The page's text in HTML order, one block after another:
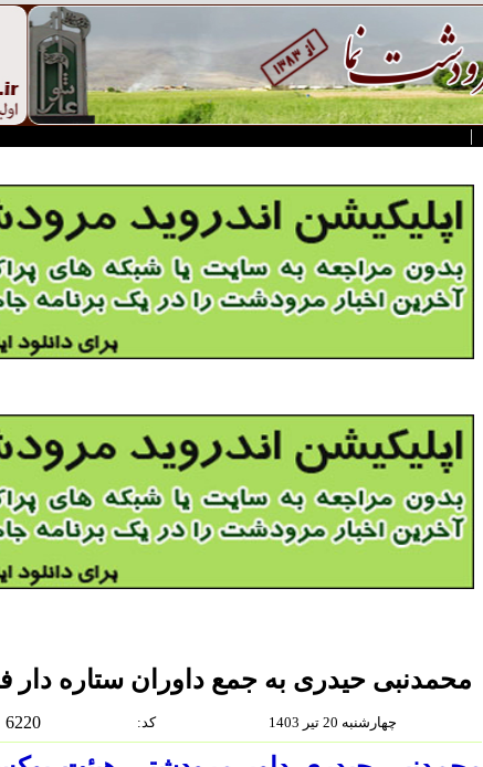
|
محمدنبی حیدری به جمع داوران ستاره
6220 :كد چهارشنبه 20 تیر 1403